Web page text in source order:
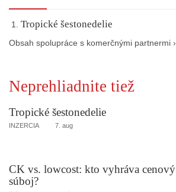
Tropické šestonedelie
Obsah spolupráce s komerčnými partnermi ›
Neprehliadnite tiež
Tropické šestonedelie
INZERCIA 7. aug
CK vs. lowcost: kto vyhráva cenový
súboj?